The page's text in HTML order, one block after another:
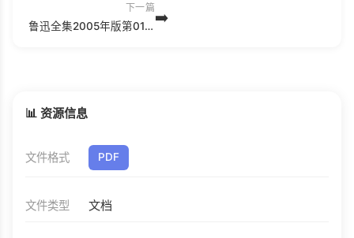
下一篇
鲁迅全集2005年版第01卷：坟、热风、呐喊.pdf ➡️
📊 资源信息
文件格式 PDF
文件类型 文档